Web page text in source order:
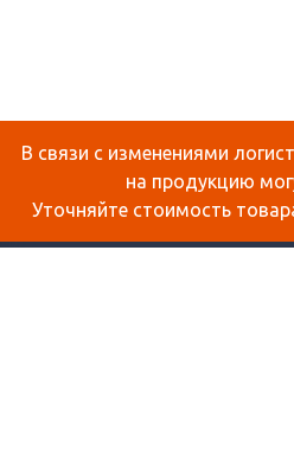
В связи с изменениями
на продукцию
Уточняйте стоимость